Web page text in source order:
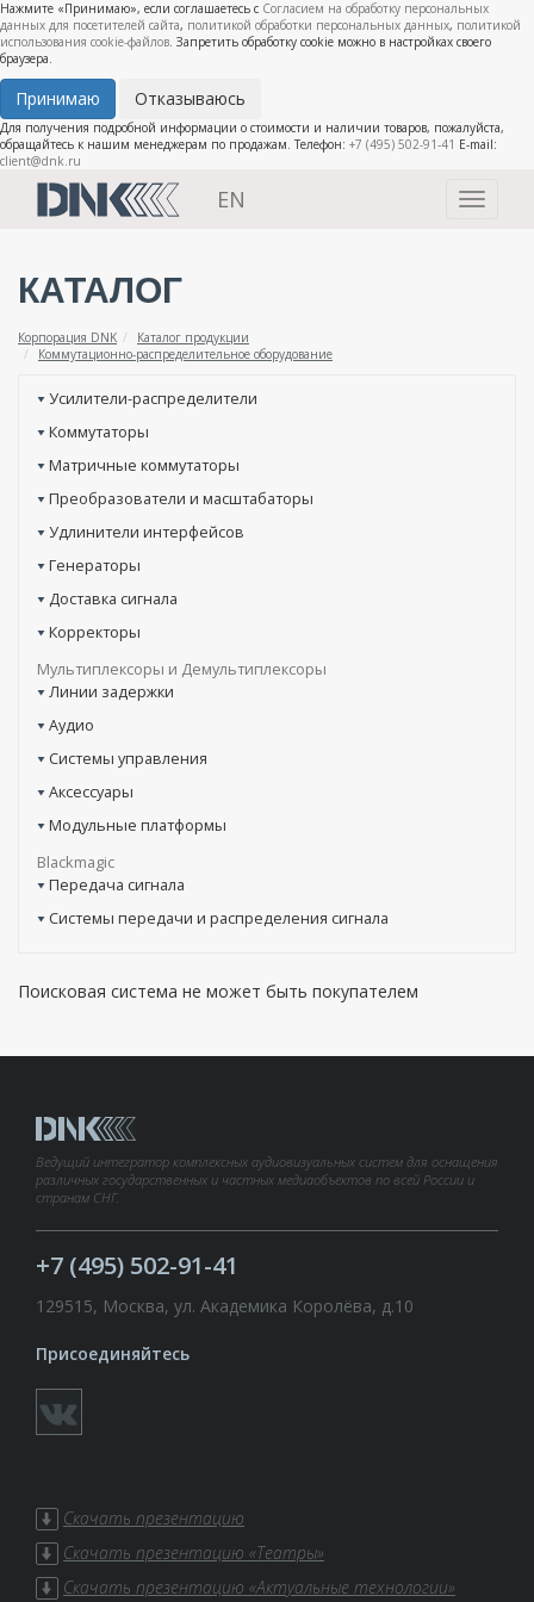
Нажмите «Принимаю», если соглашаетесь с Согласием на обработку персональных
данных для посетителей сайта, политикой обработки персональных данных, политикой
использования cookie-файлов. Запретить обработку cookie можно в настройках своего
браузера.
Принимаю Отказываюсь
Для получения подробной информации о стоимости и наличии товаров, пожалуйста,
обращайтесь к нашим менеджерам по продажам. Телефон: +7 (495) 502-91-41 E-mail:
client@dnk.ru
Toggle
EN
КАТАЛОГ
Корпорация DNK
Каталог продукции
Коммутационно-распределительное оборудование
Усилители-распределители
Коммутаторы
Матричные коммутаторы
Преобразователи и масштабаторы
Удлинители интерфейсов
Генераторы
Доставка сигнала
Корректоры
Мультиплексоры и Демультиплексоры
Линии задержки
Аудио
Системы управления
Аксессуары
Модульные платформы
Blackmagic
Передача сигнала
Системы передачи и распределения сигнала
Поисковая система не может быть покупателем
Ведущий интегратор комплексных аудиовизуальных систем для оснащения
различных государственных и частных медиаобъектов по всей России и
странам СНГ.
+7 (495) 502-91-41
129515, Москва, ул. Академика Королёва, д.10
Присоединяйтесь
Скачать презентацию
Скачать презентацию «Театры»
Скачать презентацию «Актуальные технологии»